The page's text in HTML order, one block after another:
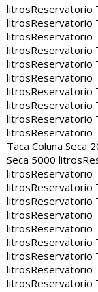
litrosReservatorio
litrosReservatorio
litrosReservatorio
litrosReservatorio
litrosReservatorio
litrosReservatorio
litrosReservatorio
litrosReservatorio
litrosReservatorio
litrosReservatorio
Taca Coluna Seca
Seca 5000 litros
litrosReservatorio
litrosReservatorio
litrosReservatorio
litrosReservatorio
litrosReservatorio
litrosReservatorio
litrosReservatorio
litrosReservatorio
litrosReservatorio